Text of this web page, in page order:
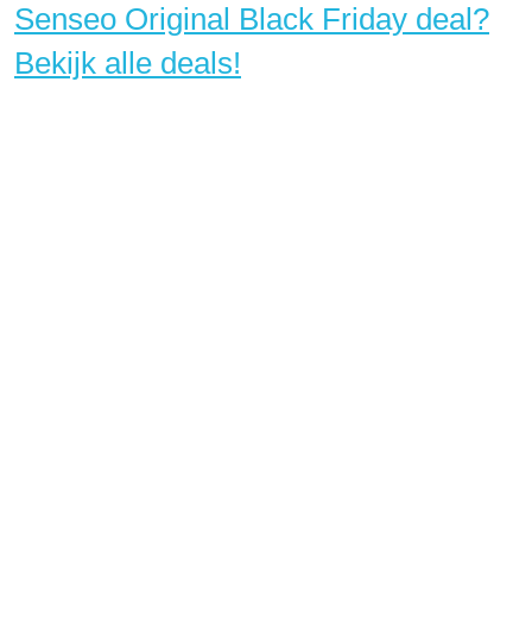
Senseo Original Black Friday deal?
Bekijk alle deals!